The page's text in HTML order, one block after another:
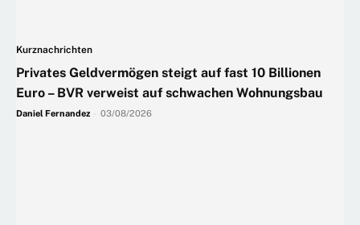
Kurznachrichten
Privates Geldvermögen steigt auf fast 10 Billionen
Euro – BVR verweist auf schwachen Wohnungsbau
Daniel Fernandez 03/08/2026